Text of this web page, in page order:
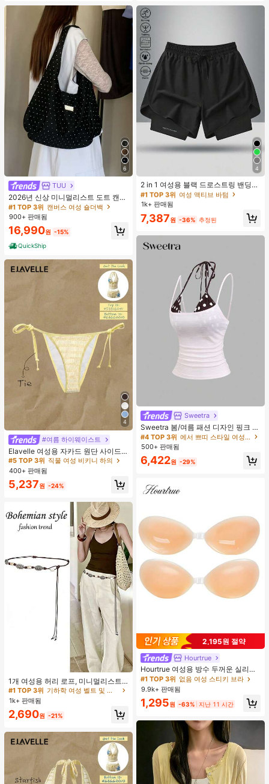
6
TUU
2026년 신상 미니멀리스트 도트 캔버
스 토트백, 대용량 캐주얼 다용도 통근
숄더 핸드백
#1 TOP 3위 캔버스 여성 숄더백
900+ 판매됨
16,990원 -15%
QuickShip
4
#여름 하이웨이스트
Elavelle 여성용 자카드 원단 사이드
타이 비키니 하의, 봄/여름
#5 TOP 3위 직물 여성 비키니 하의
400+ 판매됨
5,237원 -24%
1개 여성용 허리 로프, 미니멀리스트
보헤미안 패션 매듭 허리 벨트, 드레
스, 캐주얼 팬츠와 함께 일상 착용에
적합한 장식용 허리 액세서리
거의 매진!
#1 TOP 3위
기하학 여성 벨트 및 벨트 액세서리
거의 매진!
#1 TOP 3위
기하학 여성 벨트 및 벨트 액세서리
거의 매진!
#1 TOP 3위
1k+ 판매됨
2,690원 -21%
4
2 in 1 여성용 블랙 드로스트링 밴딩
허리 곡선 밑단 캐주얼 러닝 트레이닝
운동 반바지
높은 재방문 고객
#1 TOP 3위 여성 액티브 바텀
높은 재방문 고객
#1 TOP 3위 여성 액티브 바텀
높은 재방문 고객
#1 TOP 3위
여성 액티브 바텀
높은 재방문 고객
1k+ 판매됨
7,387원 -36% 추정된
Sweetra
Sweetra 봄/여름 패션 디자인 핑크 스
트라이프 브라운 폴카 도트 스파게티
스트랩 2 In 1 스위트 걸리시 비치 로
맨틱 휴가 스타일 여성용 캐미 탱크 탑
#4 TOP 3위
에서 쁘띠 스타일 여성 상의, 블라우스 & 티
500+ 판매됨
6,422원 -29%
2,195원 절약
Hourtrue
Hourtrue 여성용 방수 두꺼운 실리콘
가슴 페탈, 작은 가슴 리프트업 & 푸시
인용, 웨딩 촬영 및 들러리용
#1 TOP 3위 없음 여성 스티키 브라
9.9k+ 판매됨
1,295원 -63% 지난 11 시간